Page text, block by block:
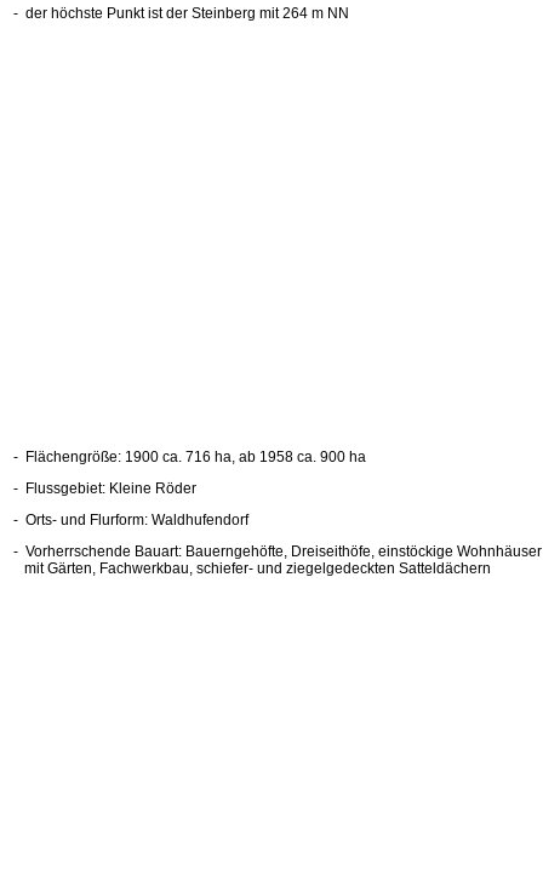
- der höchste Punkt ist der Steinberg mit 264 m NN
- Flächengröße: 1900 ca. 716 ha, ab 1958 ca. 900 ha
- Flussgebiet: Kleine Röder
- Orts- und Flurform: Waldhufendorf
- Vorherrschende Bauart: Bauerngehöfte, Dreiseithöfe, einstöckige
mit Gärten, Fachwerkbau, schiefer- und ziegelgedeckten Satteldächern